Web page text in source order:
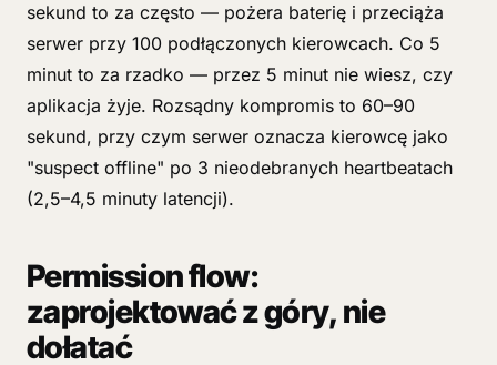
sekund to za często — pożera baterię i przeciąża
serwer przy 100 podłączonych kierowcach. Co 5
minut to za rzadko — przez 5 minut nie wiesz, czy
aplikacja żyje. Rozsądny kompromis to 60–90
sekund, przy czym serwer oznacza kierowcę jako
"suspect offline" po 3 nieodebranych heartbeatach
(2,5–4,5 minuty latencji).
Permission flow:
zaprojektować z góry, nie
dołatać